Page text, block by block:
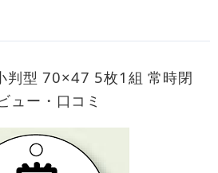
判型 70×47 5枚1組 常時閉
ー・口コミ